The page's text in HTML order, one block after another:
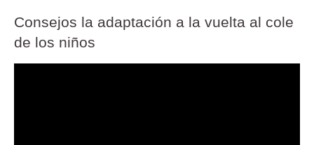
Consejos la adaptación a la vuelta al cole
de los niños